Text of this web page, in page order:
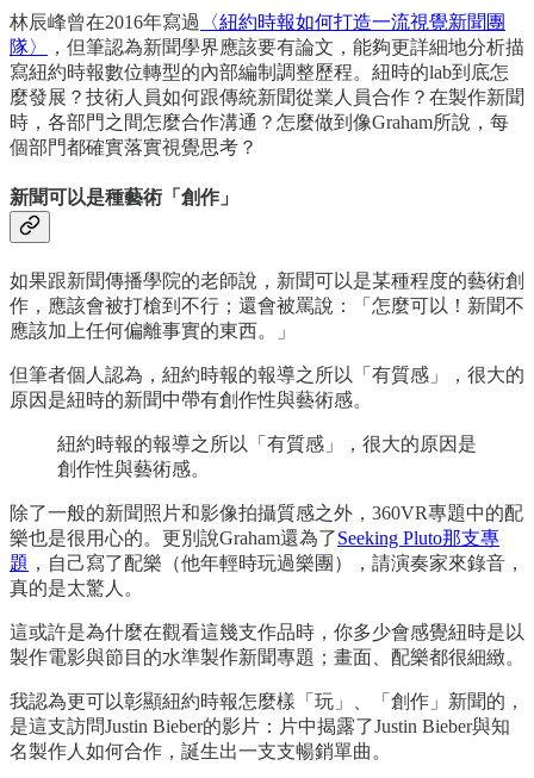
林辰峰曾在2016年寫過
〈紐約時報如何打造一流視覺新聞團
隊〉
，但筆認為新聞學界應該要有論文，能夠更詳細地分析描
寫紐約時報數位轉型的內部編制調整歷程。紐時的lab到底怎
麼發展？技術人員如何跟傳統新聞從業人員合作？在製作新聞
時，各部門之間怎麼合作溝通？怎麼做到像Graham所說，每
個部門都確實落實視覺思考？
新聞可以是種藝術「創作」
如果跟新聞傳播學院的老師說，新聞可以是某種程度的藝術創
作，應該會被打槍到不行；還會被罵說：「怎麼可以！新聞不
應該加上任何偏離事實的東西。」
但筆者個人認為，紐約時報的報導之所以「有質感」，很大的
原因是紐時的新聞中帶有創作性與藝術感。
紐約時報的報導之所以「有質感」，很大的原因是
創作性與藝術感。
除了一般的新聞照片和影像拍攝質感之外，360VR專題中的配
樂也是很用心的。更別說Graham還為了Seeking Pluto那支專
題 ，自己寫了配樂（他年輕時玩過樂團），請演奏家來錄音，
真的是太驚人。
這或許是為什麼在觀看這幾支作品時，你多少會感覺紐時是以
製作電影與節目的水準製作新聞專題；畫面、配樂都很細緻。
我認為更可以彰顯紐約時報怎麼樣「玩」、「創作」新聞的，
是這支訪問Justin Bieber的影片：片中揭露了Justin Bieber與知
名製作人如何合作，誕生出一支支暢銷單曲。